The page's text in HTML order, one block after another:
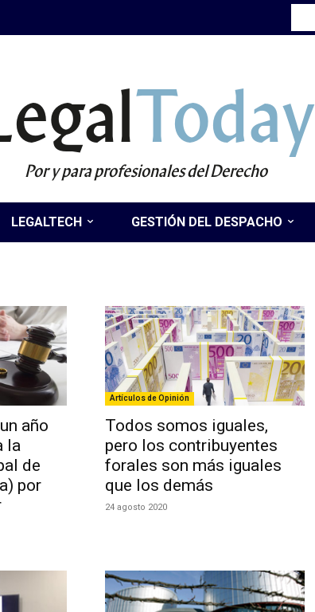
Today
Por y para profesionales del Derecho
LEGALTECH GESTIÓN DEL DESPACHO
año
la
de
por
Artículos de Opinión
Todos somos iguales,
pero los contribuyentes
forales son más iguales
que los demás
24 agosto 2020